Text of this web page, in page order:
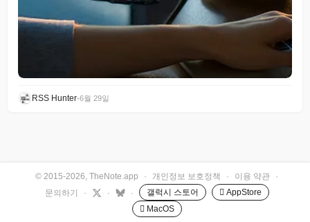
RSS Hunter•6월 29일
© 2015-2026, TheNote.app · 개인정보 보호정책 · 이용 약관
·
문의하기
· · · 갤럭시 스토어
 AppStore
 MacOS